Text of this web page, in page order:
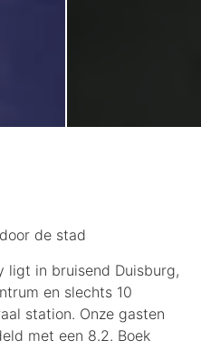
de stad
ligt in bruisend Duisburg,
en slechts 10
station. Onze gasten
met een 8.2. Boek